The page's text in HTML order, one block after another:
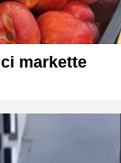
markette